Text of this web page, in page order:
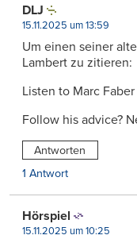
DLJ
15.11.2025 um 13:59
Um einen seiner
Lambert zu zitieren:
Listen to Marc
Follow his advice?
Antworten
1 Antwort
Hörspiel
15.11.2025 um 10:25